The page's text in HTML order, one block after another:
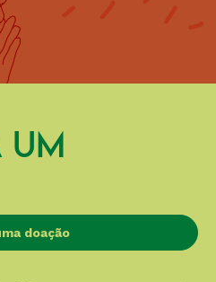
UM
doação